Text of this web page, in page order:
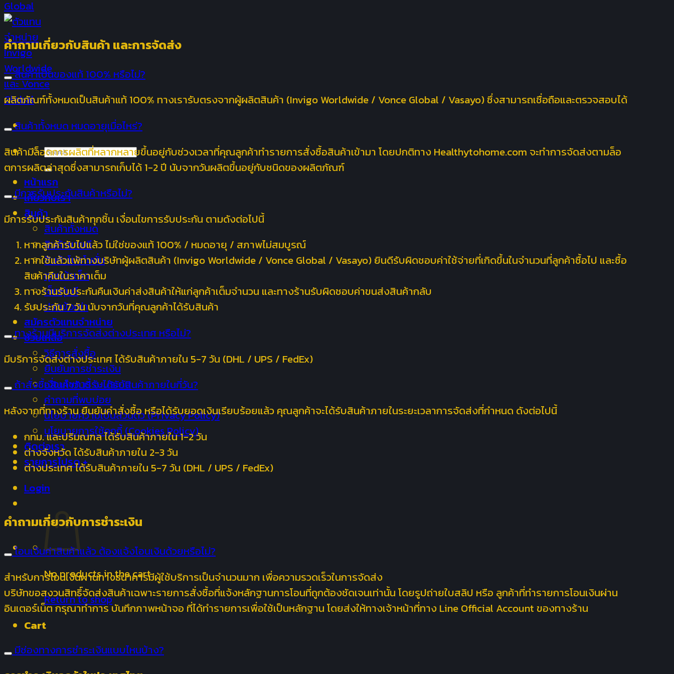
Search
for:
หน้าแรก
เกี่ยวกับเรา
สินค้า
สินค้าทั้งหมด
สินค้าขายดี
สินค้าโปรโมชั่น
ชุดหน้าเด็ก
เซ็ตหุ่นดี
ปวดข้อเข่า
สมัครตัวแทนจำหน่าย
ช่วยเหลือ
วิธีการสั่งซื้อ
ยืนยันการชำระเงิน
เงื่อนไขการรับประกัน
คำถามที่พบบ่อย
นโยบายความเป็นส่วนตัว (Privacy Policy)
นโยบายการใช้คุกกี้ (Cookies Policy)
ติดต่อเรา
รายการโปรด +
Login
No products in the cart.
Return to shop
Cart
คำถามเกี่ยวกับสินค้า และการจัดส่ง
สินค้าเป็นของแท้ 100% หรือไม่?
ผลิตภัณฑ์ทั้งหมดเป็นสินค้าแท้ 100% ทางเรารับตรงจากผู้ผลิตสินค้า (Invigo Worldwide / Vonce Global / Vasayo) ซึ่งสามารถเชื่อถือและตรวจสอบได้
สินค้าทั้งหมด หมดอายุเมื่อไหร่?
สินค้ามีล็อตการผลิตที่หลากหลายขึ้นอยู่กับช่วงเวลาที่คุณลูกค้าทำรายการสั่งซื้อสินค้าเข้ามา โดยปกติทาง Healthytohome.com จะทำการจัดส่งตามล็อ
ตการผลิตล่าสุดซึ่งสามารถเก็บได้ 1-2 ปี นับจากวันผลิตขึ้นอยู่กับชนิดของผลิตภัณฑ์
มีการรับประกันสินค้าหรือไม่?
มีการรับประกันสินค้าทุกชิ้น เงื่อนไขการรับประกัน ตามดังต่อไปนี้
หากลูกค้ารับไปแล้ว ไม่ใช่ของแท้ 100% / หมดอายุ / สภาพไม่สมบูรณ์
หากใช้แล้วแพ้ทางบริษัทผู้ผลิตสินค้า (Invigo Worldwide / Vonce Global / Vasayo) ยินดีรับผิดชอบค่าใช้จ่ายที่เกิดขึ้นในจำนวนที่ลูกค้าซื้อไป และซื้อ
สินค้าคืนในราคาเต็ม
ทางร้านรับประกันคืนเงินค่าส่งสินค้าให้แก่ลูกค้าเต็มจำนวน และทางร้านรับผิดชอบค่าขนส่งสินค้ากลับ
รับประกัน 7 วัน นับจากวันที่คุณลูกค้าได้รับสินค้า
ทางร้านมีบริการจัดส่งต่างประเทศ หรือไม่?
มีบริการจัดส่งต่างประเทศ ได้รับสินค้าภายใน 5-7 วัน (DHL / UPS / FedEx)
ถ้าสั่งซื้อสินค้าวันนี้ จะได้รับสินค้าภายในกี่วัน?
หลังจากที่ทางร้าน ยืนยันคำสั่งซื้อ หรือได้รับยอดเงินเรียบร้อยแล้ว คุณลูกค้าจะได้รับสินค้าภายในระยะเวลาการจัดส่งที่กำหนด ดังต่อไปนี้
กทม. และปริมณฑล ได้รับสินค้าภายใน 1-2 วัน
ต่างจังหวัด ได้รับสินค้าภายใน 2-3 วัน
ต่างประเทศ ได้รับสินค้าภายใน 5-7 วัน (DHL / UPS / FedEx)
คำถามเกี่ยวกับการชำระเงิน
โอนเงินค่าสินค้าแล้ว ต้องแจ้งโอนเงินด้วยหรือไม่?
สำหรับการโอนเงินผ่านทางธนาคารมีผู้ใช้บริการเป็นจำนวนมาก เพื่อความรวดเร็วในการจัดส่ง
บริษัทขอสงวนสิทธิ์จัดส่งสินค้าเฉพาะรายการสั่งซื้อที่แจ้งหลักฐานการโอนที่ถูกต้องชัดเจนเท่านั้น โดยรูปถ่ายใบสลิป หรือ ลูกค้าที่ทำรายการโอนเงินผ่าน
อินเตอร์เน็ต กรุณาทำการ บันทึกภาพหน้าจอ ที่ได้ทำรายการเพื่อใช้เป็นหลักฐาน โดยส่งให้ทางเจ้าหน้าที่ทาง Line Official Account ของทางร้าน
มีช่องทางการชำระเงินแบบไหนบ้าง?